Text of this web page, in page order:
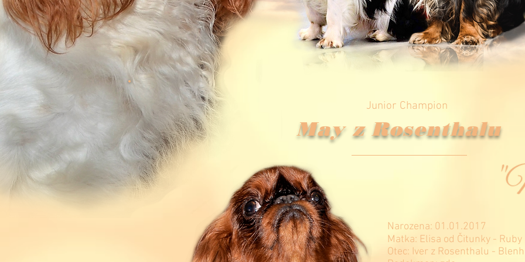
Junior Champion
May z Rosenthalu
Narozena: 01.01.2017
Matka: Elisa od Čitunky - Ruby
Otec: Iver z Rosenthalu -